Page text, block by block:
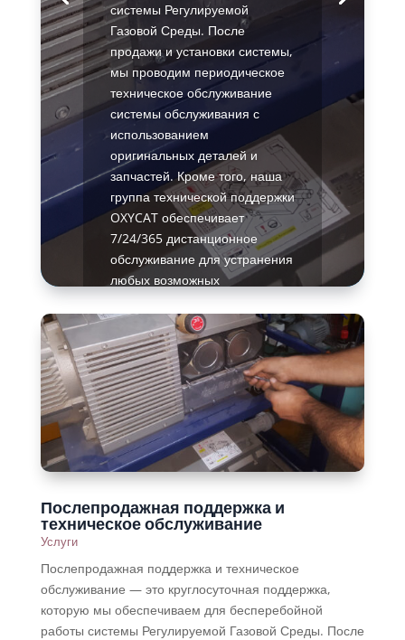
системы Регулируемой
Газовой Среды. После
продажи и установки системы,
мы проводим периодическое
техническое обслуживание
системы обслуживания с
использованием
оригинальных деталей и
запчастей. Кроме того, наша
группа технической поддержки
OXYCAT обеспечивает
7/24/365 дистанционное
обслуживание для устранения
любых возможных
Подробнее
Послепродажная поддержка и
техническое обслуживание
Услуги
Послепродажная поддержка и техническое
обслуживание — это круглосуточная поддержка,
которую мы обеспечиваем для бесперебойной
работы системы Регулируемой Газовой Среды. После